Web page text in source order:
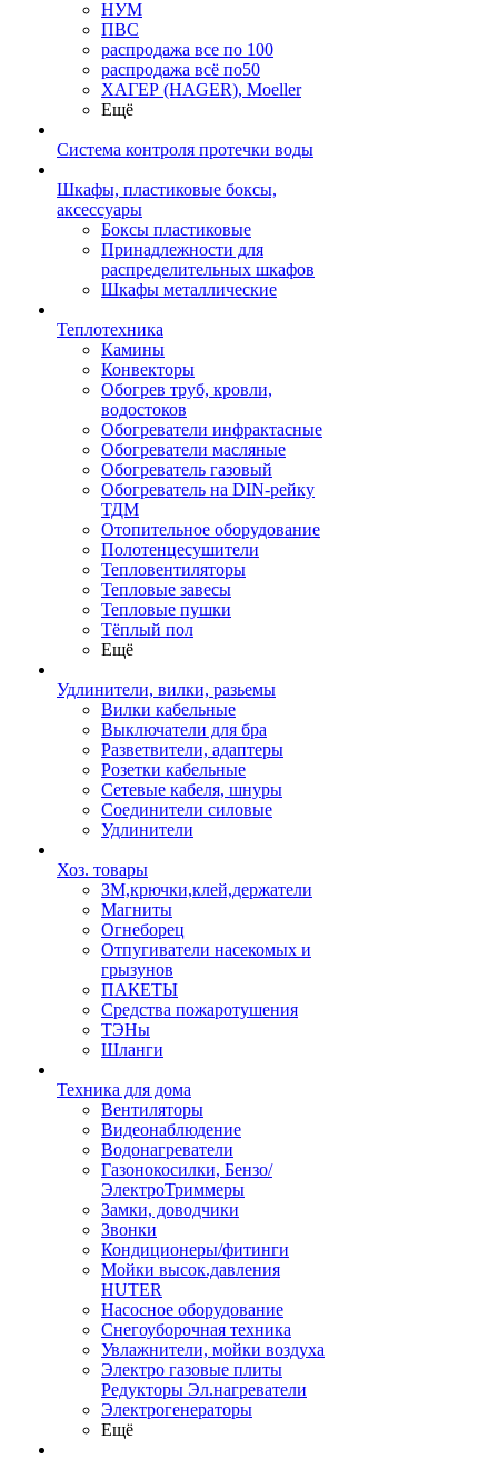
НУМ
ПВС
распродажа все по 100
распродажа всё по50
ХАГЕР (HAGER), Moeller
Ещё
Система контроля протечки воды
Шкафы, пластиковые боксы,
аксессуары
Боксы пластиковые
Принадлежности для
распределительных шкафов
Шкафы металлические
Теплотехника
Камины
Конвекторы
Обогрев труб, кровли,
водостоков
Обогреватели инфрактасные
Обогреватели масляные
Обогреватель газовый
Обогреватель на DIN-рейку
ТДМ
Отопительное оборудование
Полотенцесушители
Тепловентиляторы
Тепловые завесы
Тепловые пушки
Тёплый пол
Ещё
Удлинители, вилки, разьемы
Вилки кабельные
Выключатели для бра
Разветвители, адаптеры
Розетки кабельные
Сетевые кабеля, шнуры
Соединители силовые
Удлинители
Хоз. товары
ЗМ,крючки,клей,держатели
Магниты
Огнеборец
Отпугиватели насекомых и
грызунов
ПАКЕТЫ
Средства пожаротушения
ТЭНы
Шланги
Техника для дома
Вентиляторы
Видеонаблюдение
Водонагреватели
Газонокосилки, Бензо/
ЭлектроТриммеры
Замки, доводчики
Звонки
Кондиционеры/фитинги
Мойки высок.давления
HUTER
Насосное оборудование
Снегоуборочная техника
Увлажнители, мойки воздуха
Электро газовые плиты
Редукторы Эл.нагреватели
Электрогенераторы
Ещё